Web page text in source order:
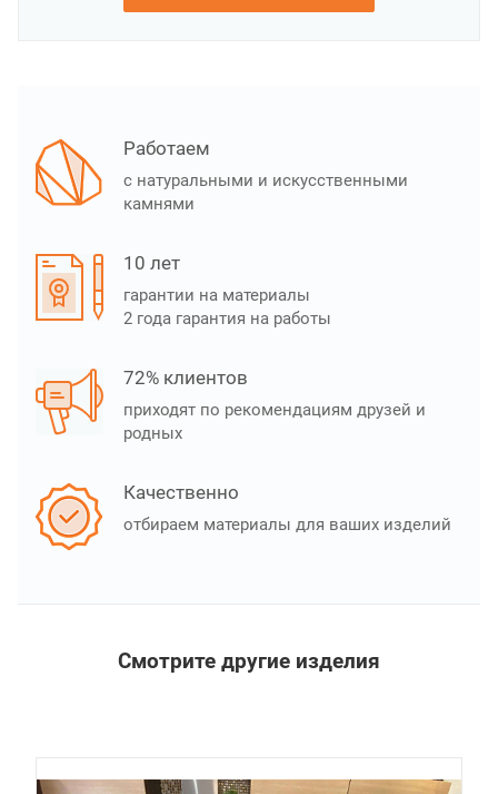
Работаем
с натуральными и искусственными
камнями
10 лет
гарантии на материалы
2 года гарантия на работы
72% клиентов
приходят по рекомендациям друзей и
родных
Качественно
отбираем материалы для ваших изделий
Смотрите другие изделия